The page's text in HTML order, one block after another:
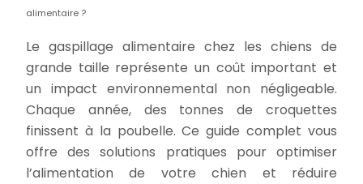
alimentaire ?
Le gaspillage alimentaire chez les chiens de
grande taille représente un coût important et
un impact environnemental non négligeable.
Chaque année, des tonnes de croquettes
finissent à la poubelle. Ce guide complet vous
offre des solutions pratiques pour optimiser
l’alimentation de votre chien et réduire